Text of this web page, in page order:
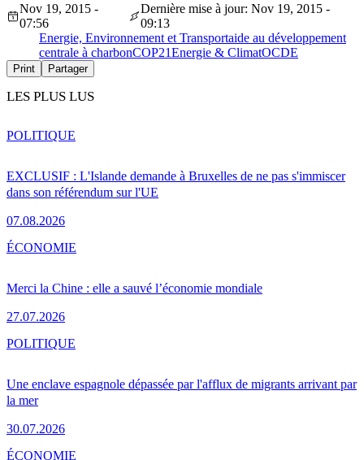
Nov 19, 2015 -
07:56
Dernière mise à jour: Nov 19, 2015 -
09:13
Energie, Environnement et Transportaide au développement
centrale à charbonCOP21Energie & ClimatOCDE
Print Partager
LES PLUS LUS
EXCLUSIF : L'Islande demande à Bruxelles de ne pas s'immiscer
dans son référendum sur l'UE
07.08.2026
POLITIQUE
Merci la Chine : elle a sauvé l’économie mondiale
27.07.2026
ÉCONOMIE
Une enclave espagnole dépassée par l'afflux de migrants arrivant par
la mer
30.07.2026
POLITIQUE
ÉCONOMIE